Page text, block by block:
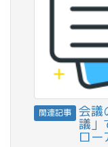
関連記事 会議
議」
ロー